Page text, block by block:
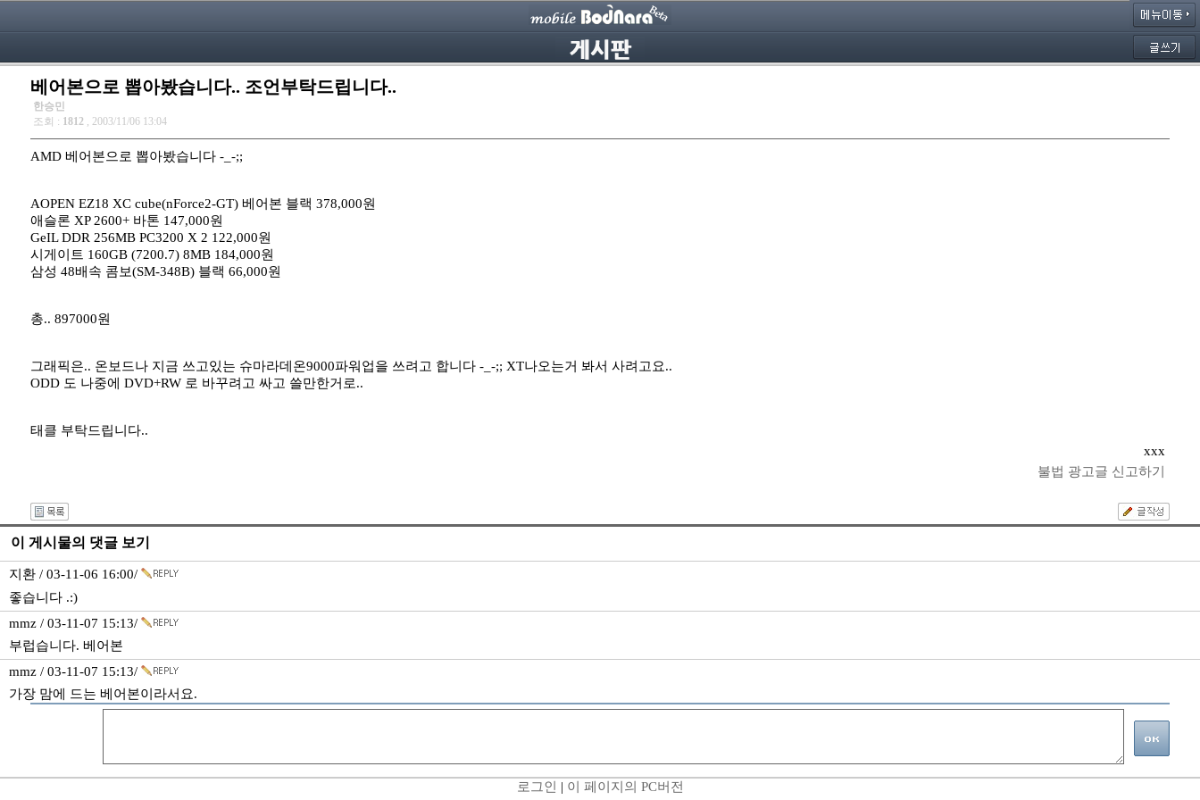
베어본으로 뽑아봤습니다.. 조언부탁드립니다..
한승민
조회 : 1812 , 2003/11/06 13:04
AMD 베어본으로 뽑아봤습니다 -_-;;
AOPEN EZ18 XC cube(nForce2-GT) 베어본 블랙 378,000원
애슬론 XP 2600+ 바톤 147,000원
GeIL DDR 256MB PC3200 X 2 122,000원
시게이트 160GB (7200.7) 8MB 184,000원
삼성 48배속 콤보(SM-348B) 블랙 66,000원
총.. 897000원
그래픽은.. 온보드나 지금 쓰고있는 슈마라데온9000파워업을 쓰려고 합니다 -_-;; XT나오는거 봐서 사려고요..
ODD 도 나중에 DVD+RW 로 바꾸려고 싸고 쓸만한거로..
태클 부탁드립니다..
xxx
불법 광고글 신고하기
이 게시물의 댓글 보기
지환 / 03-11-06 16:00/
좋습니다 .:)
mmz / 03-11-07 15:13/
부럽습니다. 베어본
mmz / 03-11-07 15:13/
가장 맘에 드는 베어본이라서요.
로그인 | 이 페이지의 PC버전